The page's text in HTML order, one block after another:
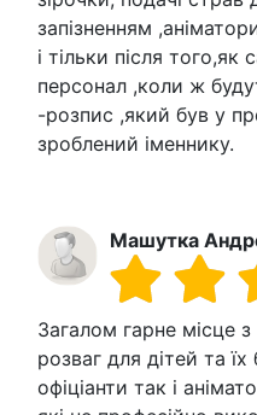
запізненням
і тільки після
персонал ,коли ж
-розпис ,який був у
зроблений іменнику.
Машутка
Загалом гарне місце
розваг для дітей та їх
офіціанти так і